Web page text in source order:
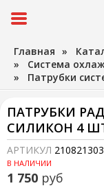
Главная »
» Система
» Патрубки
ПАТРУБКИ
СИЛИКОН 4
АРТИКУЛ
В НАЛИЧИИ
1 750 руб